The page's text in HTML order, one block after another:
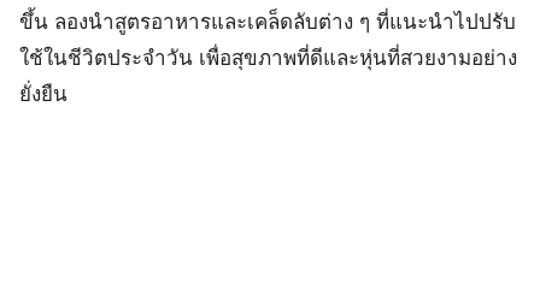
ขึ้น ลองนำสูตรอาหารและเคล็ดลับต่าง ๆ ที่แนะนำไปปรับ
ใช้ในชีวิตประจำวัน เพื่อสุขภาพที่ดีและหุ่นที่สวยงามอย่าง
ยั่งยืน